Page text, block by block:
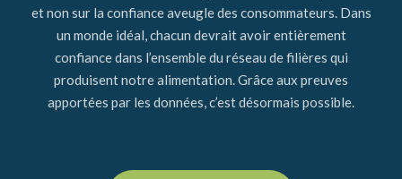
et non sur la confiance aveugle des consommateurs. Dans
un monde idéal, chacun devrait avoir entièrement
confiance dans l’ensemble du réseau de filières qui
produisent notre alimentation. Grâce aux preuves
apportées par les données, c’est désormais possible.